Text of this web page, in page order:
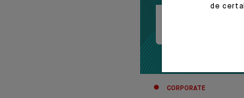
CORPORATE
de